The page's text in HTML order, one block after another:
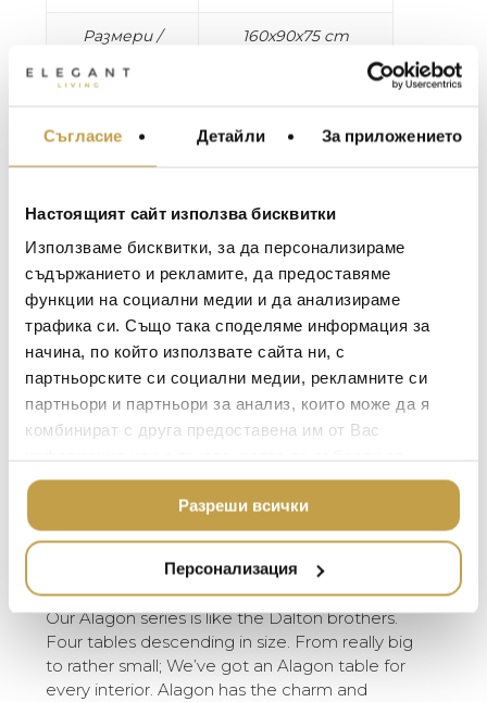
Съгласие Детайли За приложението
Настоящият сайт използва бисквитки
Използваме бисквитки, за да персонализираме
съдържанието и рекламите, да предоставяме
функции на социални медии и да анализираме
трафика си. Също така споделяме информация за
начина, по който използвате сайта ни, с
партньорските си социални медии, рекламните си
партньори и партньори за анализ, които може да я
комбинират с друга предоставена им от Вас
ползването от Ваша страна на услугите им.
Разреши всички
Персонализация
Размери /
160x90x75 cm
Разстояние между
between legs: 118 cm
Maximum
weight load
Серията маси Alagon се предлагат в 4
различни размера. От много голяма до
доста малка – има маса Alagon за всеки
интериор. Alagon има очарованието и
неправилните ръбове на маса, направена
от стъблото на орехово дърво.
приятна за очите, но и доказва колко
усилия влагаме в детайлите. Черните
метални, заострени крака са друг пример
плюс факта, че направихме подходяща
пейка за всяка от масите Alagon!
Our Alagon series is like the Dalton brothers.
Four tables descending in size. From really big
to rather small; We’ve got an Alagon table for
every interior. Alagon has the charm and
МЕБЕЛИ ЗА ДОМА И
ЗА МАСАТА
ТЕКСТИЛ ЗА ДОМА
АРОМАТИ ЗА ДОМА
ИЗКУСТВО И КНИГИ
ВИСОК КЛАС
МЕБЕЛИ
ПОДАРЪЦИ
BACCARAT
TOM DIXON
MICHAEL ARAM
ASSOULINE
SELETTI
DOLCE & GABBANA
ETHNICRAFT
ZUIVER
DUTCHBONE